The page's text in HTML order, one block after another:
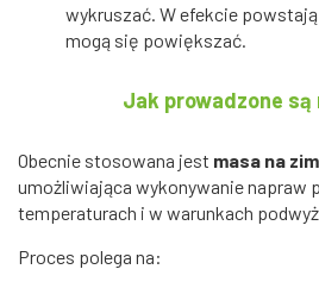
wykruszać. W efekcie
mogą się powiększać.
Jak prowadzone są
Obecnie stosowana jest masa na
umożliwiająca wykonywanie napraw
temperaturach i w warunkach
Proces polega na: